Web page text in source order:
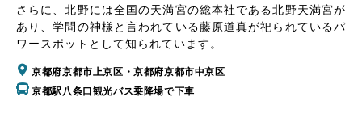
さらに、北野には全国の天満宮の総本社である北野天満宮が
あり、学問の神様と言われている藤原道真が祀られているパ
ワースポットとして知られています。
京都府京都市上京区・京都府京都市中京区
京都駅八条口観光バス乗降場で下車